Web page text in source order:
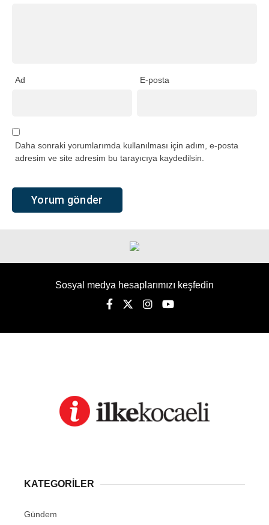
Ad E-posta
Daha sonraki yorumlarımda kullanılması için adım, e-posta
adresim ve site adresim bu tarayıcıya kaydedilsin.
Sosyal medya hesaplarımızı keşfedin
KATEGORİLER
Gündem